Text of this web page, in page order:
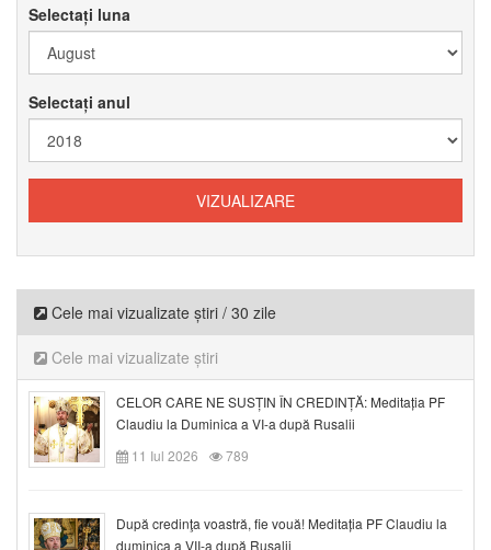
Selectați luna
Selectați anul
Cele mai vizualizate știri / 30 zile
Cele mai vizualizate știri
CELOR CARE NE SUSȚIN ÎN CREDINȚĂ: Meditația PF
Claudiu la Duminica a VI-a după Rusalii
11 Iul 2026
789
După credinţa voastră, fie vouă! Meditația PF Claudiu la
duminica a VII-a după Rusalii